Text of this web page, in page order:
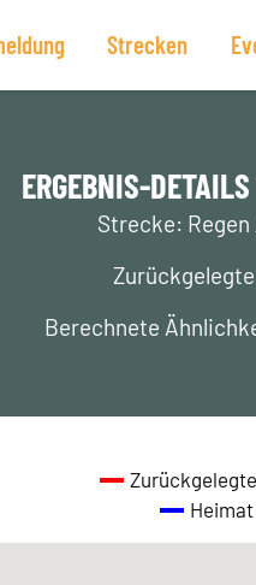
Strecken
ERGEBNIS-
Strecke:
Berechnete